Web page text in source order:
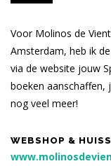
Voor Molinos de
Amsterdam, heb ik
via de website jouw
boeken aanschaffen,
nog veel meer!
WEBSHOP &